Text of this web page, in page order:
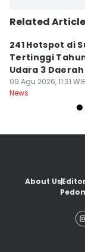
Related
241 Hotspot di
Tertinggi
Udara 3
Sehat
09 Agu 2026, 11:31
News
About Us